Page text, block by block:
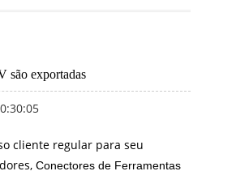
são exportadas
cliente regular para seu
Conectores de Ferramentas